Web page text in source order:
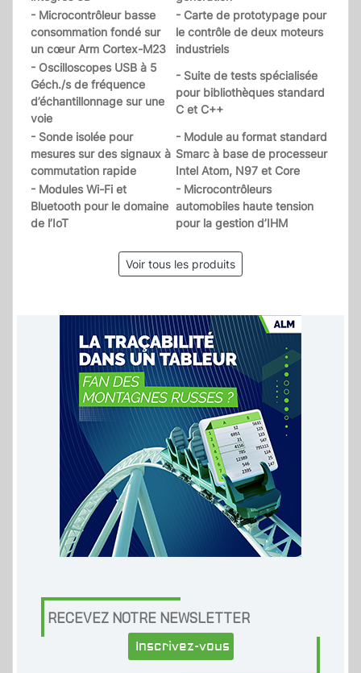
- Microcontrôleur basse
consommation fondé sur
un cœur Arm Cortex-M23
- Carte de prototypage pour
le contrôle de deux moteurs
industriels
- Oscilloscopes USB à 5
Géch./s de fréquence
d’échantillonnage sur une
voie
- Suite de tests spécialisée
pour bibliothèques standard
C et C++
- Sonde isolée pour
mesures sur des signaux à
commutation rapide
- Module au format standard
Smarc à base de processeur
Intel Atom, N97 et Core
- Modules Wi-Fi et
Bluetooth pour le domaine
de l’IoT
- Microcontrôleurs
automobiles haute tension
pour la gestion d’IHM
Voir tous les produits
RECEVEZ NOTRE NEWSLETTER
Inscrivez-vous